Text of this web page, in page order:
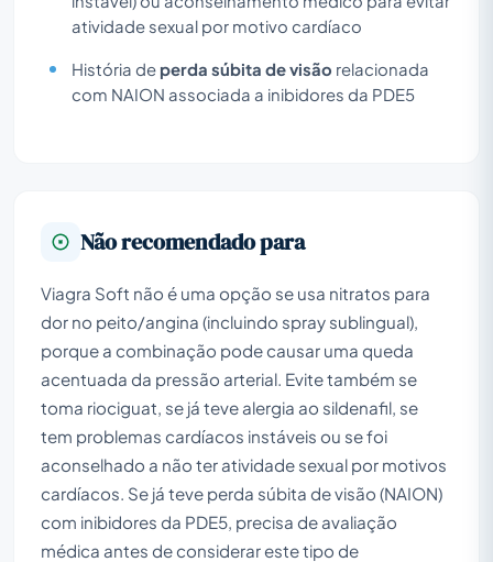
atividade sexual por motivo cardíaco
História de perda súbita de visão relacionada
com NAION associada a inibidores da PDE5
Não recomendado para
Viagra Soft não é uma opção se usa nitratos para
dor no peito/angina (incluindo spray sublingual),
porque a combinação pode causar uma queda
acentuada da pressão arterial. Evite também se
toma riociguat, se já teve alergia ao sildenafil, se
tem problemas cardíacos instáveis ou se foi
aconselhado a não ter atividade sexual por motivos
cardíacos. Se já teve perda súbita de visão (NAION)
com inibidores da PDE5, precisa de avaliação
médica antes de considerar este tipo de